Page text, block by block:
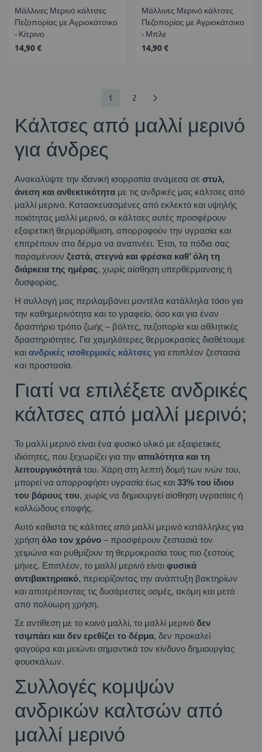
Μάλλινες Μερινό κάλτσες
Πεζοπορίας με Αγριοκάτσικο
- Κίτρινο
14,90 €
Μάλλινες Μερινό κάλτσες
Πεζοπορίας με Αγριοκάτσικο
- Μπλε
14,90 €
Σελίδα
Διαβάζετε
τη
1 Σελίδα
2
Κάλτσες από μαλλί μερινό
για άνδρες
Ανακαλύψτε την ιδανική ισορροπία ανάμεσα σε στυλ,
άνεση και ανθεκτικότητα με τις ανδρικές μας κάλτσες από
μαλλί μερινό. Κατασκευασμένες από εκλεκτό και υψηλής
ποιότητας μαλλί μερινό, οι κάλτσες αυτές προσφέρουν
εξαιρετική θερμορύθμιση, απορροφούν την υγρασία και
επιτρέπουν στο δέρμα να αναπνέει. Έτσι, τα πόδια σας
παραμένουν ζεστά, στεγνά και φρέσκα καθ’ όλη τη
διάρκεια της ημέρας, χωρίς αίσθηση υπερθέρμανσης ή
δυσφορίας.
Η συλλογή μας περιλαμβάνει μοντέλα κατάλληλα τόσο για
την καθημερινότητα και το γραφείο, όσο και για έναν
δραστήριο τρόπο ζωής – βόλτες, πεζοπορία και αθλητικές
δραστηριότητες. Για χαμηλότερες θερμοκρασίες διαθέτουμε
και ανδρικές ισοθερμικές κάλτσες για επιπλέον ζεστασιά
και προστασία.
Γιατί να επιλέξετε ανδρικές
κάλτσες από μαλλί μερινό;
Το μαλλί μερινό είναι ένα φυσικό υλικό με εξαιρετικές
ιδιότητες, που ξεχωρίζει για την απαλότητα και τη
λειτουργικότητά του. Χάρη στη λεπτή δομή των ινών του,
μπορεί να απορροφήσει υγρασία έως και 33% του ίδιου
του βάρους του, χωρίς να δημιουργεί αίσθηση υγρασίας ή
κολλώδους επαφής.
Αυτό καθιστά τις κάλτσες από μαλλί μερινό κατάλληλες για
χρήση όλο τον χρόνο – προσφέρουν ζεστασιά τον
χειμώνα και ρυθμίζουν τη θερμοκρασία τους πιο ζεστούς
μήνες. Επιπλέον, το μαλλί μερινό είναι φυσικά
αντιβακτηριακό, περιορίζοντας την ανάπτυξη βακτηρίων
και αποτρέποντας τις δυσάρεστες οσμές, ακόμη και μετά
από πολύωρη χρήση.
Σε αντίθεση με το κοινό μαλλί, το μαλλί μερινό δεν
τσιμπάει και δεν ερεθίζει το δέρμα, δεν προκαλεί
φαγούρα και μειώνει σημαντικά τον κίνδυνο δημιουργίας
φουσκάλων.
Συλλογές κομψών
ανδρικών καλτσών από
μαλλί μερινό